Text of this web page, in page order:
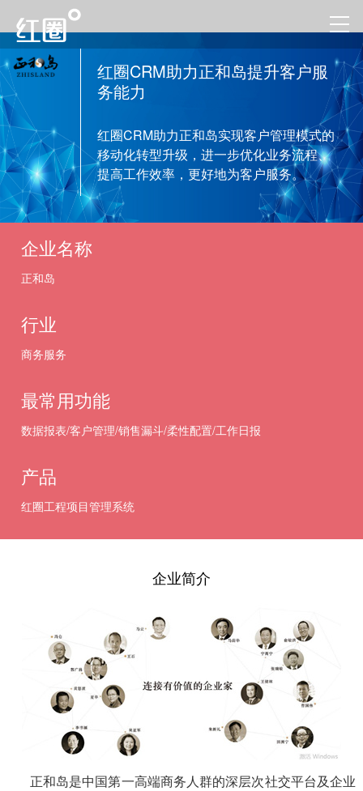
红圈CRM助力正和岛提升客户服
务能力
红圈CRM助力正和岛实现客户管理模式的
移动化转型升级，进一步优化业务流程、
提高工作效率，更好地为客户服务。
企业名称
正和岛
行业
商务服务
最常用功能
数据报表/客户管理/销售漏斗/柔性配置/工作日报
产品
红圈工程项目管理系统
企业简介
正和岛是中国第一高端商务人群的深层次社交平台及企业